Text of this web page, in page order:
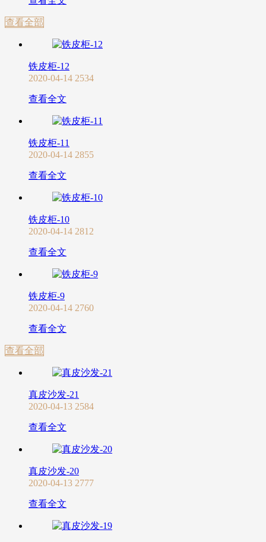
查看全部
铁皮柜-12
2020-04-14 2534
查看全文
铁皮柜-11
2020-04-14 2855
查看全文
铁皮柜-10
2020-04-14 2812
查看全文
铁皮柜-9
2020-04-14 2760
查看全文
查看全部
真皮沙发-21
2020-04-13 2584
查看全文
真皮沙发-20
2020-04-13 2777
查看全文